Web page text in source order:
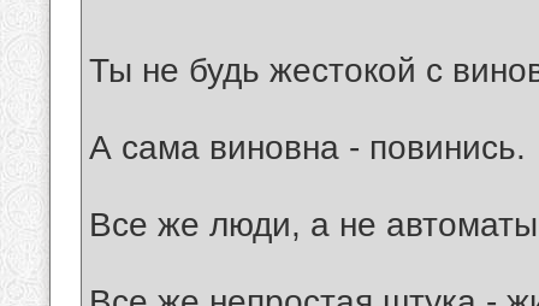
Ты не будь жестокой с
А сама виновна - повинись.
Все же люди, а не